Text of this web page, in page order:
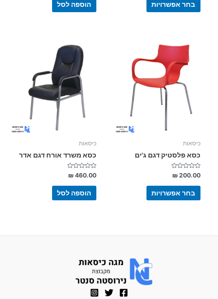
בחר אפשרויות הוספה לסל
כיסאות
כסא פלסטיק דגם ג'ים
דורג
0
מתוך
₪200.00
בחר אפשרויות
מספר
סוגים.
לבחור
האפשרויות
המוצר
כיסאות
כסא משרד אורח דגם אדר
דורג
0
מתוך
₪460.00
הוספה לסל